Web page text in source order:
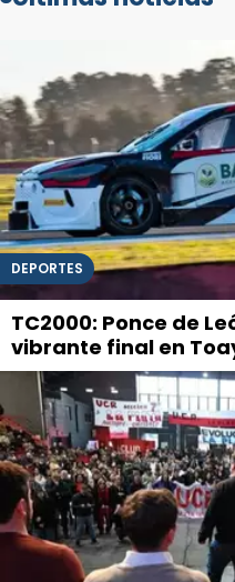
DEPORTES
TC2000: Ponce de
vibrante final en